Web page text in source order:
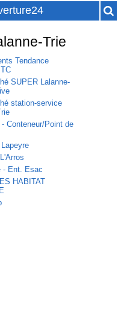
Trie
Tendance
SUPER Lalanne-
station-service
- Conteneur/Point de
- Ent. Esac
HABITAT